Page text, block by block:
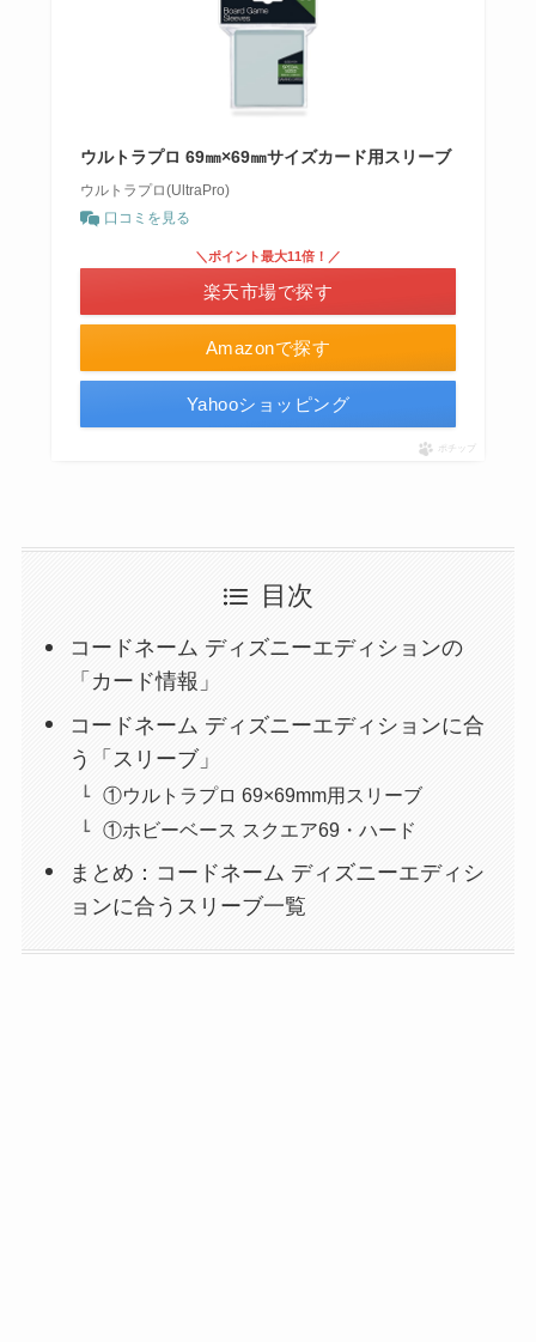
ウルトラプロ 69㎜×69㎜サイズカード用スリーブ
ウルトラプロ(UltraPro)
口コミを見る
Amazonで探す
＼ポイント最大11倍！／
楽天市場で探す
Yahooショッピング
ポチップ
目次
コードネーム ディズニーエディションの
「カード情報」
コードネーム ディズニーエディションに合
う「スリーブ」
①ウルトラプロ 69×69mm用スリーブ
①ホビーベース スクエア69・ハード
まとめ：コードネーム ディズニーエディシ
ョンに合うスリーブ一覧